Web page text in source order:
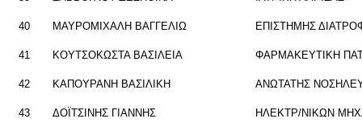
40 ΜΑΥ­ΡΟ­ΜΙ­ΧΑ­ΛΗ ΒΑΓ­ΓΕ­ΛΙΩ ΕΠΙ­ΣΤΗ­ΜΗΣ
41 ΚΟΥ­ΤΣΟ­ΚΩ­ΣΤΑ ΒΑ­ΣΙ­ΛΕΙΑ ΦΑΡ­ΜΑ­ΚΕΥ­ΤΙ­ΚΗ
42 ΚΑ­ΠΟΥ­ΡΑ­ΝΗ ΒΑ­ΣΙ­ΛΙ­ΚΗ ΑΝΩ­ΤΑ­ΤΗΣ
43 ΔΟΪ­ΤΣΙ­ΝΗΣ ΓΙΑΝ­ΝΗΣ ΗΛΕ­ΚΤΡ/ΝΙΚΩΝ